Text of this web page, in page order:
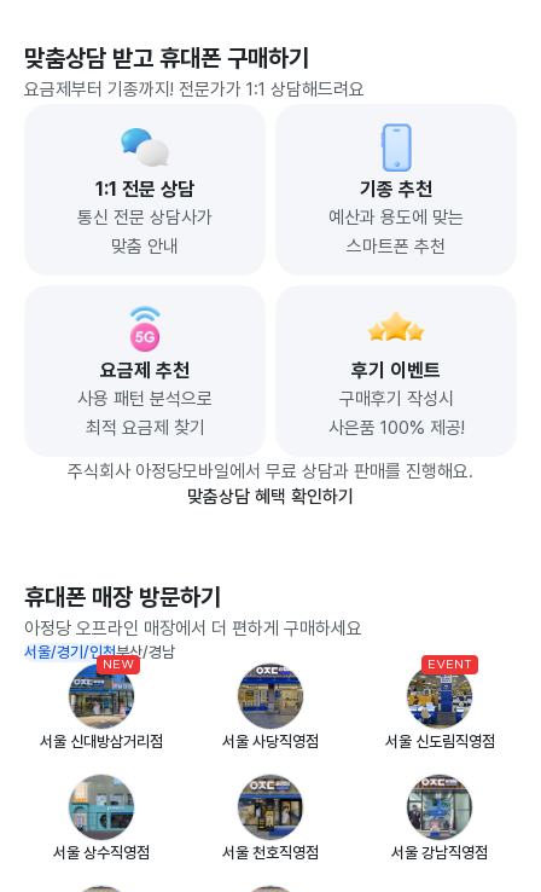
맞춤상담 받고 휴대폰 구매하기
요금제부터 기종까지! 전문가가 1:1 상담해드려요
1:1 전문 상담
통신 전문 상담사가
맞춤 안내
기종 추천
예산과 용도에 맞는
스마트폰 추천
요금제 추천
사용 패턴 분석으로
최적 요금제 찾기
후기 이벤트
구매후기 작성시
사은품 100% 제공!
주식회사 아정당모바일에서 무료 상담과 판매를 진행해요.
맞춤상담 혜택 확인하기
휴대폰 매장 방문하기
아정당 오프라인 매장에서 더 편하게 구매하세요
서울/경기/인천부산/경남
NEW
서울 신대방삼거리점 서울 사당직영점
EVENT
서울 신도림직영점
서울 상수직영점 서울 천호직영점 서울 강남직영점